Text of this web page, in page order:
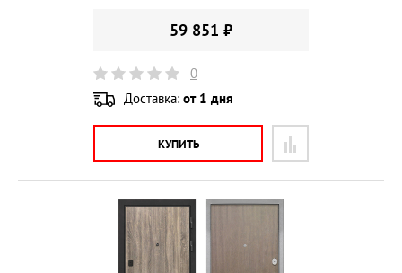
59 851 ₽
0
Доставка: от 1 дня
КУПИТЬ